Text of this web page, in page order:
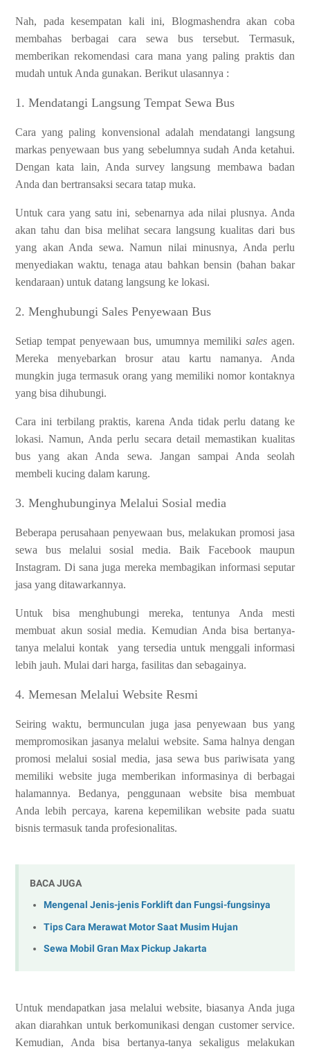
Nah, pada kesempatan kali ini, Blogmashendra akan coba
membahas berbagai cara sewa bus tersebut. Termasuk,
memberikan rekomendasi cara mana yang paling praktis dan
mudah untuk Anda gunakan. Berikut ulasannya :
1. Mendatangi Langsung Tempat Sewa Bus
Cara yang paling konvensional adalah mendatangi langsung
markas penyewaan bus yang sebelumnya sudah Anda ketahui.
Dengan kata lain, Anda survey langsung membawa badan
Anda dan bertransaksi secara tatap muka.
Untuk cara yang satu ini, sebenarnya ada nilai plusnya. Anda
akan tahu dan bisa melihat secara langsung kualitas dari bus
yang akan Anda sewa. Namun nilai minusnya, Anda perlu
menyediakan waktu, tenaga atau bahkan bensin (bahan bakar
kendaraan) untuk datang langsung ke lokasi.
2. Menghubungi Sales Penyewaan Bus
Setiap tempat penyewaan bus, umumnya memiliki sales agen.
Mereka menyebarkan brosur atau kartu namanya. Anda
mungkin juga termasuk orang yang memiliki nomor kontaknya
yang bisa dihubungi.
Cara ini terbilang praktis, karena Anda tidak perlu datang ke
lokasi. Namun, Anda perlu secara detail memastikan kualitas
bus yang akan Anda sewa. Jangan sampai Anda seolah
membeli kucing dalam karung.
3. Menghubunginya Melalui Sosial media
Beberapa perusahaan penyewaan bus, melakukan promosi jasa
sewa bus melalui sosial media. Baik Facebook maupun
Instagram. Di sana juga mereka membagikan informasi seputar
jasa yang ditawarkannya.
Untuk bisa menghubungi mereka, tentunya Anda mesti
membuat akun sosial media. Kemudian Anda bisa bertanya-
tanya melalui kontak yang tersedia untuk menggali informasi
lebih jauh. Mulai dari harga, fasilitas dan sebagainya.
4. Memesan Melalui Website Resmi
Seiring waktu, bermunculan juga jasa penyewaan bus yang
mempromosikan jasanya melalui website. Sama halnya dengan
promosi melalui sosial media, jasa sewa bus pariwisata yang
memiliki website juga memberikan informasinya di berbagai
halamannya. Bedanya, penggunaan website bisa membuat
Anda lebih percaya, karena kepemilikan website pada suatu
bisnis termasuk tanda profesionalitas.
BACA JUGA
Mengenal Jenis-jenis Forklift dan Fungsi-fungsinya
Tips Cara Merawat Motor Saat Musim Hujan
Sewa Mobil Gran Max Pickup Jakarta
Untuk mendapatkan jasa melalui website, biasanya Anda juga
akan diarahkan untuk berkomunikasi dengan customer service.
Kemudian, Anda bisa bertanya-tanya sekaligus melakukan